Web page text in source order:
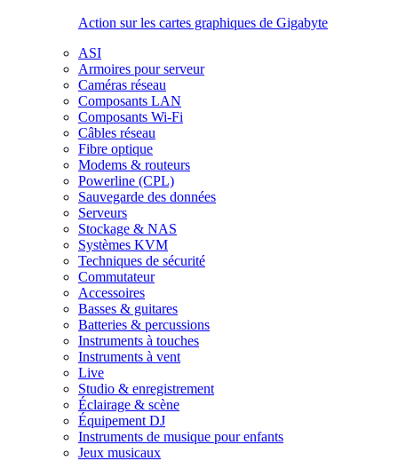
Action sur les cartes graphiques de Gigabyte
ASI
Armoires pour serveur
Caméras réseau
Composants LAN
Composants Wi-Fi
Câbles réseau
Fibre optique
Modems & routeurs
Powerline (CPL)
Sauvegarde des données
Serveurs
Stockage & NAS
Systèmes KVM
Techniques de sécurité
Commutateur
Accessoires
Basses & guitares
Batteries & percussions
Instruments à touches
Instruments à vent
Live
Studio & enregistrement
Éclairage & scène
Équipement DJ
Instruments de musique pour enfants
Jeux musicaux